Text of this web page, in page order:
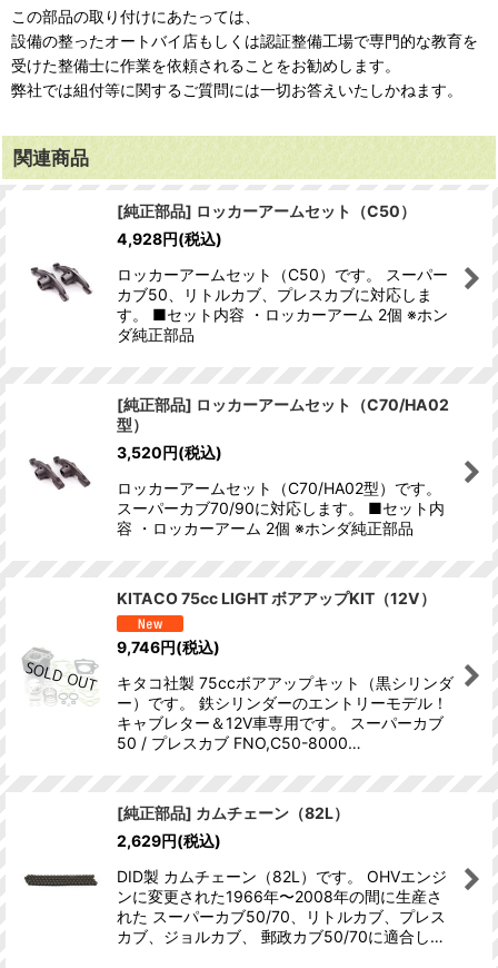
この部品の取り付けにあたっては、
設備の整ったオートバイ店もしくは認証整備工場で専門的な教育を
受けた整備士に作業を依頼されることをお勧めします。
弊社では組付等に関するご質問には一切お答えいたしかねます。
関連商品
[純正部品] ロッカーアームセット（C50）
4,928円(税込)
ロッカーアームセット（C50）です。 スーパー
カブ50、リトルカブ、プレスカブに対応しま
す。 ■セット内容 ・ロッカーアーム 2個 ※ホン
ダ純正部品
[純正部品] ロッカーアームセット（C70/HA02
型）
3,520円(税込)
ロッカーアームセット（C70/HA02型）です。
スーパーカブ70/90に対応します。 ■セット内
容 ・ロッカーアーム 2個 ※ホンダ純正部品
KITACO 75cc LIGHT ボアアップKIT（12V）
9,746円(税込)
キタコ社製 75ccボアアップキット（黒シリンダ
ー）です。 鉄シリンダーのエントリーモデル！
キャブレター＆12V車専用です。 スーパーカブ
50 / プレスカブ FNO,C50-8000…
[純正部品] カムチェーン（82L）
2,629円(税込)
DID製 カムチェーン（82L）です。 OHVエンジ
ンに変更された1966年〜2008年の間に生産さ
れた スーパーカブ50/70、リトルカブ、プレス
カブ、ジョルカブ、 郵政カブ50/70に適合し…